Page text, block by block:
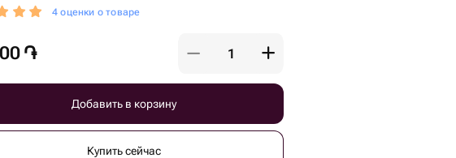
4 оценки о товаре
֏
Добавить в корзину
Купить сейчас